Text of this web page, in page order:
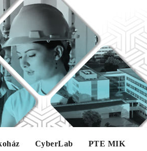
CyberLab PTE MIK